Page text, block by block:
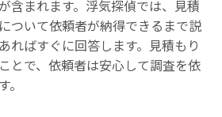
含まれます。浮気探偵では、見積
ついて依頼者が納得できるまで説
ればすぐに回答します。見積もり
とで、依頼者は安心して調査を依